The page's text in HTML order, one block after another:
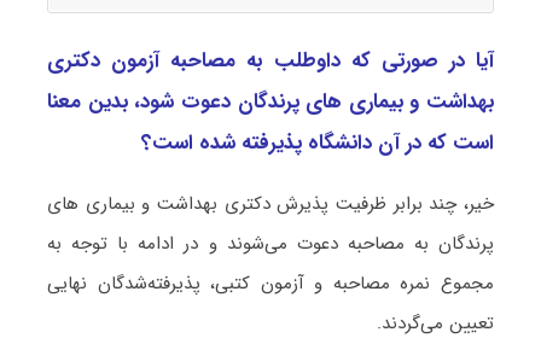
آیا در صورتی که داوطلب به مصاحبه آزمون دکتری
ﺑﻬﺪاﺷﺖ و ﺑﻴﻤﺎری ﻫﺎی ﭘﺮﻧﺪﮔﺎن دعوت شود، بدین معنا
است که در آن دانشگاه پذیرفته شده است؟
خیر، چند برابر ظرفیت پذیرش دکتری ﺑﻬﺪاﺷﺖ و ﺑﻴﻤﺎری ﻫﺎی
ﭘﺮﻧﺪﮔﺎن به مصاحبه دعوت می‌شوند و در ادامه با توجه به
مجموع نمره مصاحبه و آزمون کتبی، پذیرفته‌شدگان نهایی
تعیین می‌گردند.